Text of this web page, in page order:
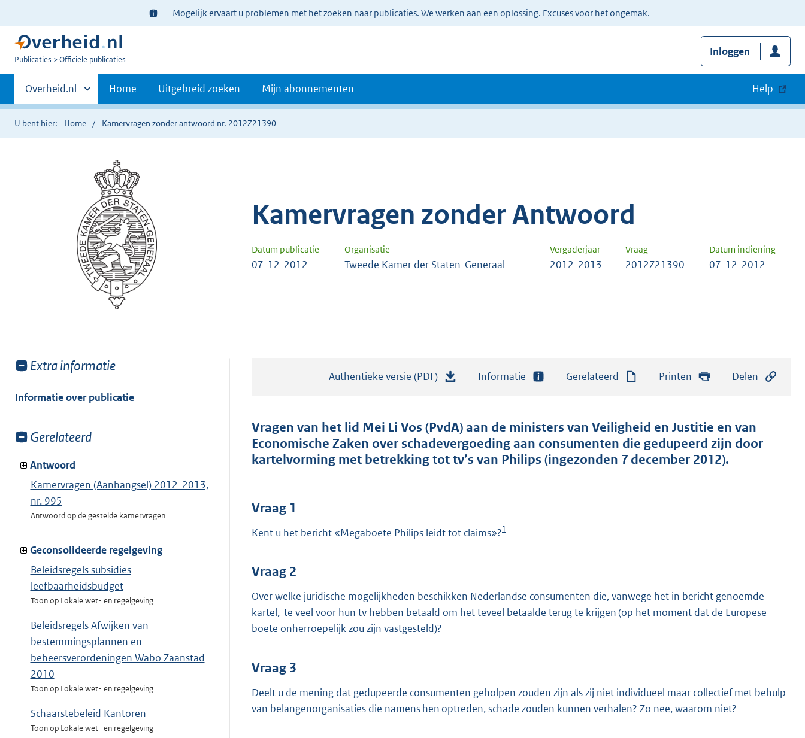
Ter
informatie:
Mogelijk ervaart u problemen met het zoeken naar publicaties. We werken aan een oplossing. Excuses voor het ongemak.
U
Publicaties Officiële publicaties
Inloggen
Primaire
navigatie
Andere
sites
binnen
Overheid.nl Home Uitgebreid zoeken Mijn abonnementen Help
U bent hier: Home Kamervragen zonder antwoord nr. 2012Z21390
Kamervragen zonder Antwoord
Datum publicatie Organisatie Vergaderjaar Vraag Datum indiening
07-12-2012 Tweede Kamer der Staten-Generaal 2012-2013 2012Z21390 07-12-2012
Toon
van:
Extra informatie
Informatie over publicatie
Toon
van:
Gerelateerd
Antwoord
Kamervragen (Aanhangsel) 2012-2013,
nr. 995
Antwoord op de gestelde kamervragen
Geconsolideerde regelgeving
Beleidsregels subsidies
leefbaarheidsbudget
Toon op Lokale wet- en regelgeving
Beleidsregels Afwijken van
bestemmingsplannen en
beheersverordeningen Wabo Zaanstad
2010
Toon op Lokale wet- en regelgeving
Schaarstebeleid Kantoren
Toon op Lokale wet- en regelgeving
Authentieke versie (PDF)
t
a
n
o
e
:
3
Informatie Gerelateerd Printen Delen
Vragen van het lid Mei Li Vos (PvdA) aan de ministers van Veiligheid en Justitie en van
Economische Zaken over schadevergoeding aan consumenten die gedupeerd zijn door
kartelvorming met betrekking tot tv’s van Philips (ingezonden 7 december 2012).
Vraag 1
Kent u het bericht «Megaboete Philips leidt tot claims»?1
Vraag 2
Over welke juridische mogelijkheden beschikken Nederlandse consumenten die, vanwege het in bericht genoemde
kartel, te veel voor hun tv hebben betaald om het teveel betaalde terug te krijgen (op het moment dat de Europese
boete onherroepelijk zou zijn vastgesteld)?
Vraag 3
Deelt u de mening dat gedupeerde consumenten geholpen zouden zijn als zij niet individueel maar collectief met behulp
van belangenorganisaties die namens hen optreden, schade zouden kunnen verhalen? Zo nee, waarom niet?